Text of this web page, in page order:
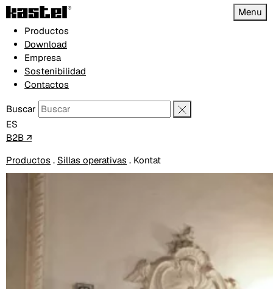
Menu
Productos
Download
Empresa
Sostenibilidad
Contactos
Buscar
ES
B2B ↗
Productos . Sillas operativas . Kontat